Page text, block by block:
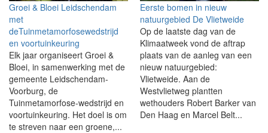
Groei & Bloei Leidschendam
met
deTuinmetamorfosewedstrijd
en voortuinkeuring
Elk jaar organiseert Groei &
Bloei, in samenwerking met de
gemeente Leidschendam-
Voorburg, de
Tuinmetamorfose-wedstrijd en
voortuinkeuring. Het doel is om
te streven naar een groene,...
Eerste bomen in nieuw
natuurgebied De Vlietweide
Op de laatste dag van de
Klimaatweek vond de aftrap
plaats van de aanleg van een
nieuw natuurgebied:
Vlietweide. Aan de
Westvlietweg plantten
wethouders Robert Barker van
Den Haag en Marcel Belt...